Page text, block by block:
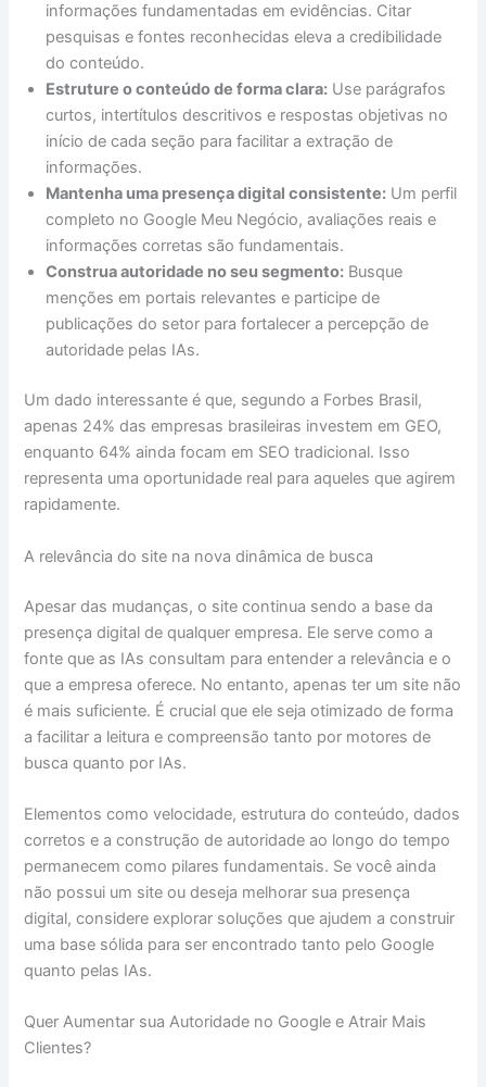
informações fundamentadas em evidências. Citar
pesquisas e fontes reconhecidas eleva a credibilidade
do conteúdo.
Estruture o conteúdo de forma clara: Use parágrafos
curtos, intertítulos descritivos e respostas objetivas no
início de cada seção para facilitar a extração de
informações.
Mantenha uma presença digital consistente: Um perfil
completo no Google Meu Negócio, avaliações reais e
informações corretas são fundamentais.
Construa autoridade no seu segmento: Busque
menções em portais relevantes e participe de
publicações do setor para fortalecer a percepção de
autoridade pelas IAs.
Um dado interessante é que, segundo a Forbes Brasil,
apenas 24% das empresas brasileiras investem em GEO,
enquanto 64% ainda focam em SEO tradicional. Isso
representa uma oportunidade real para aqueles que agirem
rapidamente.
A relevância do site na nova dinâmica de busca
Apesar das mudanças, o site continua sendo a base da
presença digital de qualquer empresa. Ele serve como a
fonte que as IAs consultam para entender a relevância e o
que a empresa oferece. No entanto, apenas ter um site não
é mais suficiente. É crucial que ele seja otimizado de forma
a facilitar a leitura e compreensão tanto por motores de
busca quanto por IAs.
Elementos como velocidade, estrutura do conteúdo, dados
corretos e a construção de autoridade ao longo do tempo
permanecem como pilares fundamentais. Se você ainda
não possui um site ou deseja melhorar sua presença
digital, considere explorar soluções que ajudem a construir
uma base sólida para ser encontrado tanto pelo Google
quanto pelas IAs.
Quer Aumentar sua Autoridade no Google e Atrair Mais
Clientes?